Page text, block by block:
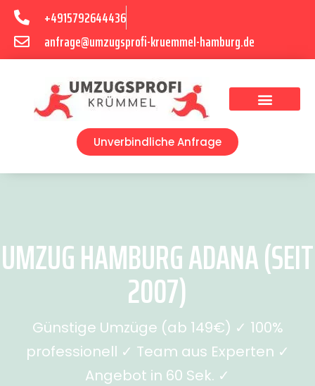
+4915792644436
anfrage@umzugsprofi-kruemmel-hamburg.de
Unverbindliche Anfrage
UMZUG HAMBURG ADANA (SEIT
2007)
Günstige Umzüge (ab 149€) ✓ 100%
professionell ✓ Team aus Experten ✓
Angebot in 60 Sek. ✓